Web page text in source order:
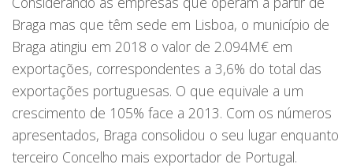
Braga mas que têm sede em Lisboa, o município de
Braga atingiu em 2018 o valor de 2.094M€ em
exportações, correspondentes a 3,6% do total das
exportações portuguesas. O que equivale a um
crescimento de 105% face a 2013. Com os números
apresentados, Braga consolidou o seu lugar enquanto
terceiro Concelho mais exportador de Portugal.